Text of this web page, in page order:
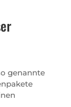
genannte